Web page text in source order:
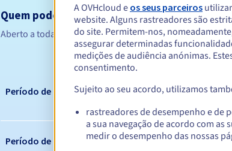
Quem pode registar um .grajewo.pl?
Aberto a todas as pessoas singulares ou coletivas, sem
Regras de
Período de registo
Período de renovação
A OVHcloud e os seus parceiros
website. Alguns rastreadores são
do site. Permitem-nos,
assegurar determinadas
medições de audiência anónimas.
consentimento.
Sujeito ao seu acordo, utilizamos
rastreadores de desempenho e de
a sua navegação de acordo com
medir o desempenho das nossas